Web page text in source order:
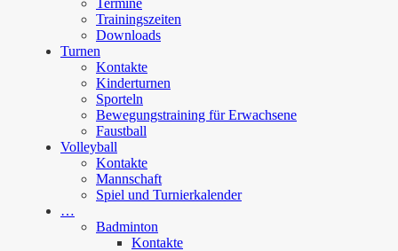
Termine
Trainingszeiten
Downloads
Turnen
Kontakte
Kinderturnen
Sporteln
Bewegungstraining für Erwachsene
Faustball
Volleyball
Kontakte
Mannschaft
Spiel und Turnierkalender
…
Badminton
Kontakte